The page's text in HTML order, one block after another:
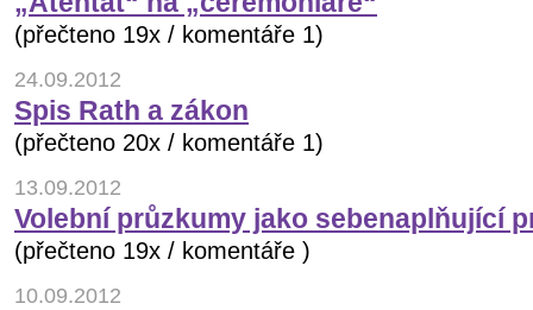
(přečteno 19x / komentáře 1)
24.09.2012
Spis Rath a zákon
(přečteno 20x / komentáře 1)
13.09.2012
Volební průzkumy jako sebenaplňující
(přečteno 19x / komentáře )
10.09.2012